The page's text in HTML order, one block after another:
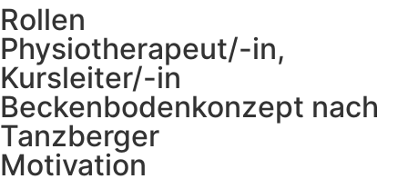
Rollen
Physiotherapeut/-in,
Kursleiter/-in
Beckenbodenkonzept nach
Tanzberger
Motivation